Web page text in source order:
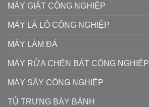
MÁY GIẶT CÔNG NGHIỆP
MÁY LÀ LÔ CÔNG NGHIỆP
MÁY LÀM ĐÁ
MÁY RỬA CHÉN BÁT CÔNG NGHIỆP
MÁY SẤY CÔNG NGHIỆP
TỦ TRƯNG BÀY BÁNH